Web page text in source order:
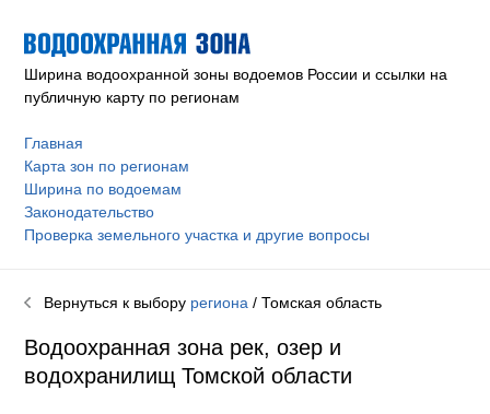
Ширина водоохранной зоны водоемов России и ссылки на
публичную карту по регионам
Главная
Карта зон по регионам
Ширина по водоемам
Законодательство
Проверка земельного участка и другие вопросы
Вернуться к выбору региона / Томская область
Водоохранная зона рек, озер и
водохранилищ Томской области